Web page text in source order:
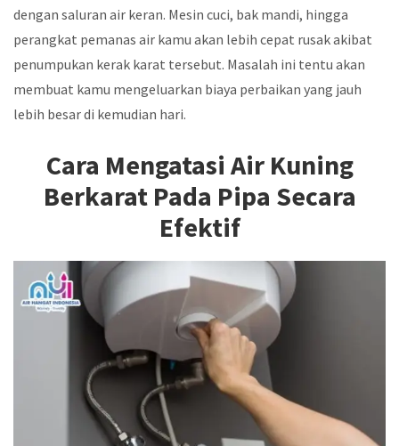
dengan saluran air keran. Mesin cuci, bak mandi, hingga
perangkat pemanas air kamu akan lebih cepat rusak akibat
penumpukan kerak karat tersebut. Masalah ini tentu akan
membuat kamu mengeluarkan biaya perbaikan yang jauh
lebih besar di kemudian hari.
Cara Mengatasi Air Kuning
Berkarat Pada Pipa Secara
Efektif